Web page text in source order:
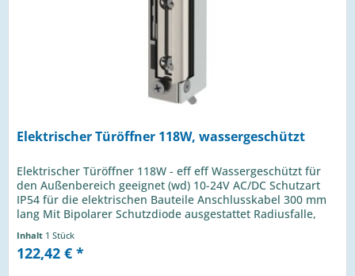
Elektrischer Türöffner 118W, wassergeschützt
Elektrischer Türöffner 118W - eff eff Wassergeschützt für
den Außenbereich geeignet (wd) 10-24V AC/DC Schutzart
IP54 für die elektrischen Bauteile Anschlusskabel 300 mm
lang Mit Bipolarer Schutzdiode ausgestattet Radiusfalle,
Inhalt 1 Stück
122,42 € *